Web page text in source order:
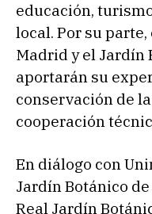
educación,
local. Por su
Madrid y el Jardín
aportarán su
conservación de
cooperación
En diálogo con
Jardín Botánico
Real Jardín